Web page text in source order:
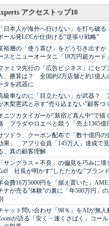
アクセストップ10
日本人が海外へ行けない」を打ち破
ール発LCCが仕掛ける“逆張り戦略”
裕層の「使う喜び」をどう引き出す
スとニューオータニ「18万円超カード
ァミマ先行の「広告ビジネス」にセブ
、勝算は？ 全国約2万店舗と約1億人
タを武器に
級車なのに「目立たない」が武器？
木梨憲武と示す“売り込まない”顧客づ
ニツカタイガーが“新宿ど真ん中”で描
プラダやロエベと競う「売上1365億
ツドラ、クーポン配布で「数十億円の
果」 アプリ会員「145万人」達成で見
、真の顧客理解
サングラス＝不良」の偏見を巧みに壊
社長が明かす“したたかな”ブラン
会費16万5000円を「据え置いた」
ナが売る"体験"の裏に「年500万円」
ャット問い合わせ「98％」をAIが無
が語る「安く・速くさばく」コー